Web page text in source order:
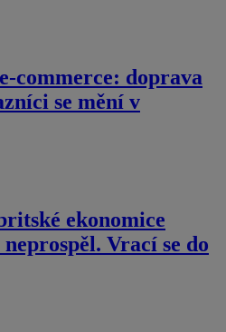
commerce: doprava
se mění v
ekonomice
Vrací se do